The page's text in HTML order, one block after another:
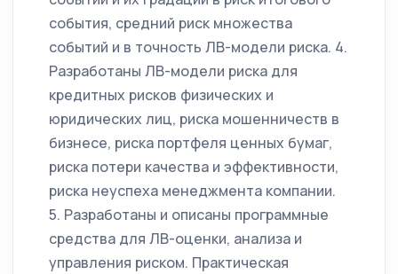
события, средний риск множества
событий и в точность ЛВ-модели риска. 4.
Разработаны ЛВ-модели риска для
кредитных рисков физических и
юридических лиц, риска мошенничеств в
бизнесе, риска портфеля ценных бумаг,
риска потери качества и эффективности,
риска неуспеха менеджмента компании.
5. Разработаны и описаны программные
средства для ЛВ-оценки, анализа и
управления риском. Практическая